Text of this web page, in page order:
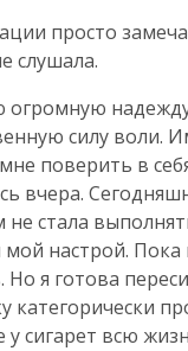
просто
слушала.
огромную
силу воли.
поверить в
вчера.
не стала
мой настрой. Пока
Но я готова
категорически
у сигарет всю